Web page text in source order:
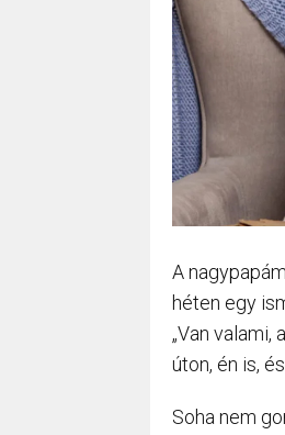
A
héten egy
„Van
úton, én is,
Soha nem